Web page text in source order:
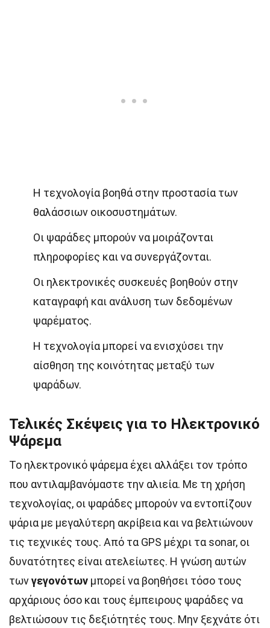
Η τεχνολογία βοηθά στην προστασία των
θαλάσσιων οικοσυστημάτων.
Οι ψαράδες μπορούν να μοιράζονται
πληροφορίες και να συνεργάζονται.
Οι ηλεκτρονικές συσκευές βοηθούν στην
καταγραφή και ανάλυση των δεδομένων
ψαρέματος.
Η τεχνολογία μπορεί να ενισχύσει την
αίσθηση της κοινότητας μεταξύ των
ψαράδων.
Τελικές Σκέψεις για το Ηλεκτρονικό
Ψάρεμα
Το ηλεκτρονικό ψάρεμα έχει αλλάξει τον τρόπο
που αντιλαμβανόμαστε την αλιεία. Με τη χρήση
τεχνολογίας, οι ψαράδες μπορούν να εντοπίζουν
ψάρια με μεγαλύτερη ακρίβεια και να βελτιώνουν
τις τεχνικές τους. Από τα GPS μέχρι τα sonar, οι
δυνατότητες είναι ατελείωτες. Η γνώση αυτών
τωνγεγονότων μπορεί να βοηθήσει τόσο τους
αρχάριους όσο και τους έμπειρους ψαράδες να
βελτιώσουν τις δεξιότητές τους. Μην ξεχνάτε ότι